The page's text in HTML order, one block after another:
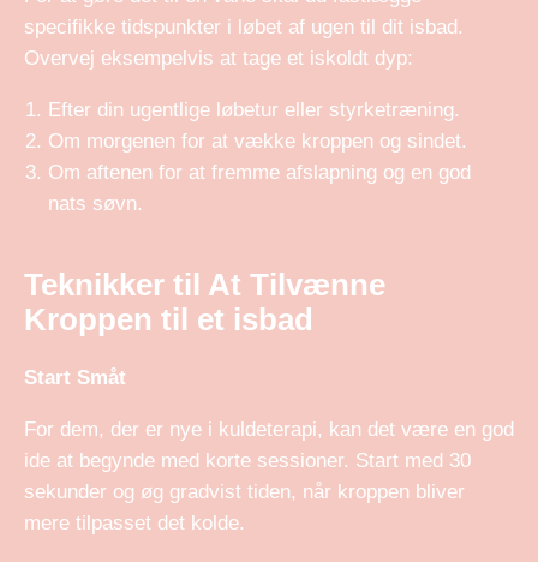
specifikke tidspunkter i løbet af ugen til dit isbad.
Overvej eksempelvis at tage et iskoldt dyp:
Efter din ugentlige løbetur eller styrketræning.
Om morgenen for at vække kroppen og sindet.
Om aftenen for at fremme afslapning og en god
nats søvn.
Teknikker til At Tilvænne
Kroppen til et isbad
Start Småt
For dem, der er nye i kuldeterapi, kan det være en god
ide at begynde med korte sessioner. Start med 30
sekunder og øg gradvist tiden, når kroppen bliver
mere tilpasset det kolde.